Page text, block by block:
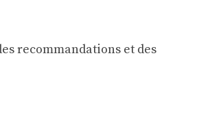
recommandations et des